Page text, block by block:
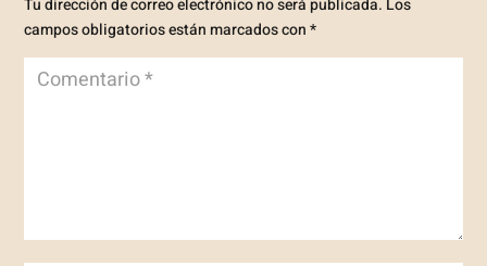
campos obligatorios están marcados con*